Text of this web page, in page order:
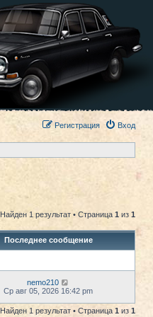
Вход
Регистрация
Найден 1 результат • Страница 1 из 1
Последнее сообщение
nemo210
Ср авг 05, 2026 16:42 pm
Найден 1 результат • Страница 1 из 1